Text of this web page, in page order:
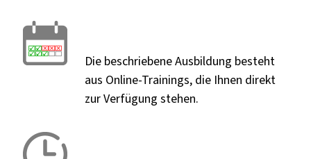
Die beschriebene Ausbildung besteht
aus Online-Trainings, die Ihnen direkt
zur Verfügung stehen.